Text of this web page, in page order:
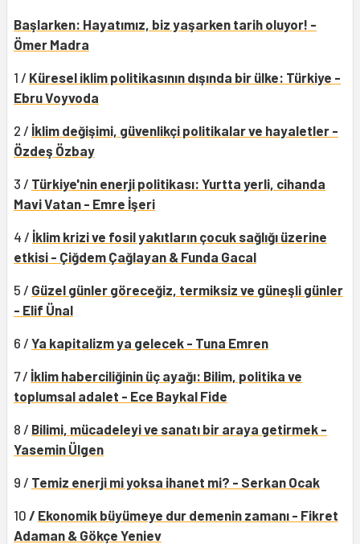
Başlarken: Hayatımız, biz yaşarken tarih oluyor! -
Ömer Madra
1 / Küresel iklim politikasının dışında bir ülke: Türkiye -
Ebru Voyvoda
2 / İklim değişimi, güvenlikçi politikalar ve hayaletler -
Özdeş Özbay
3 / Türkiye'nin enerji politikası: Yurtta yerli, cihanda
Mavi Vatan - Emre İşeri
4 / İklim krizi ve fosil yakıtların çocuk sağlığı üzerine
etkisi - Çiğdem Çağlayan & Funda Gacal
5 / Güzel günler göreceğiz, termiksiz ve güneşli günler
- Elif Ünal
6 / Ya kapitalizm ya gelecek - Tuna Emren
7 / İklim haberciliğinin üç ayağı: Bilim, politika ve
toplumsal adalet - Ece Baykal Fide
8 / Bilimi, mücadeleyi ve sanatı bir araya getirmek -
Yasemin Ülgen
9 / Temiz enerji mi yoksa ihanet mi? - Serkan Ocak
10 / Ekonomik büyümeye dur demenin zamanı - Fikret
Adaman & Gökçe Yeniev